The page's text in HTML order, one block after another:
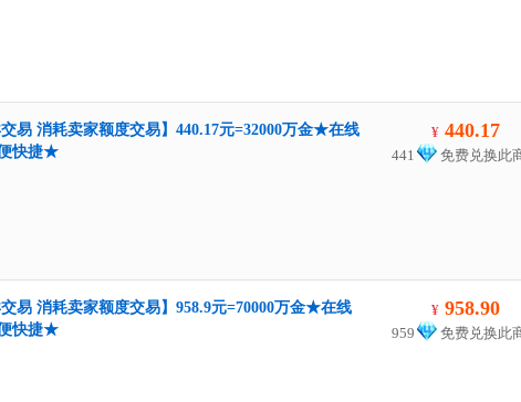
交易 消耗卖家额度交易】440.17元=32000万金★在线
快捷★
¥ 440.17
441 免费兑换此
交易 消耗卖家额度交易】958.9元=70000万金★在线
快捷★
¥ 958.90
959 免费兑换此